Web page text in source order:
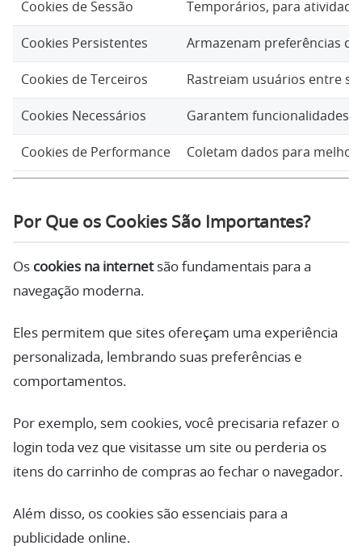
Cookies de Sessão Temporários, para
Cookies Persistentes Armazenam preferências
Cookies de Terceiros Rastreiam usuários entre
Cookies Necessários Garantem funcionalidades
Cookies de Performance Coletam dados para
Por Que os Cookies São Importantes?
Os cookies na internetsão fundamentais para a
navegação moderna.
Eles permitem que sites ofereçam uma experiência
personalizada, lembrando suas preferências e
comportamentos.
Por exemplo, sem cookies, você precisaria refazer o
login toda vez que visitasse um site ou perderia os
itens do carrinho de compras ao fechar o navegador.
Além disso, os cookies são essenciais para a
publicidade online.